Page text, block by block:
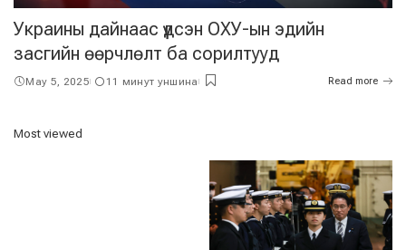
Украины дайнаас үүдсэн ОХУ-ын эдийн
засгийн өөрчлөлт ба сорилтууд
May 5, 2025 11 минут уншина Read more
Most viewed